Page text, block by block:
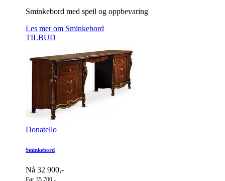
Sminkebord med speil og oppbevaring
Les mer om Sminkebord
TILBUD
Donatello
Sminkebord
Nå 32 900,-
Før 35 700,-